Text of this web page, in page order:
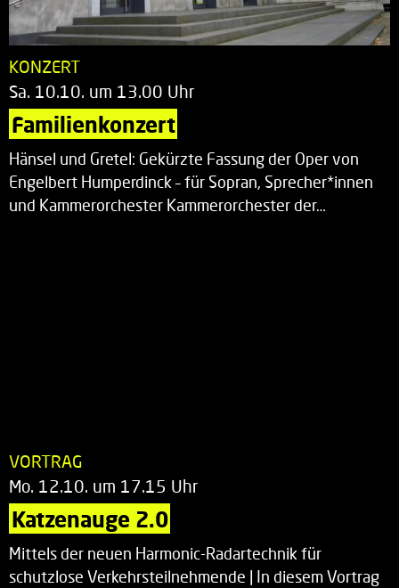
KONZERT
Sa. 10.10. um 13.00 Uhr
Familienkonzert
Hänsel und Gretel: Gekürzte Fassung der Oper von
Engelbert Humperdinck – für Sopran, Sprecher*innen
und Kammerorchester Kammerorchester der…
VORTRAG
Mo. 12.10. um 17.15 Uhr
Katzenauge 2.0
Mittels der neuen Harmonic-Radartechnik für
schutzlose Verkehrsteilnehmende | In diesem Vortrag